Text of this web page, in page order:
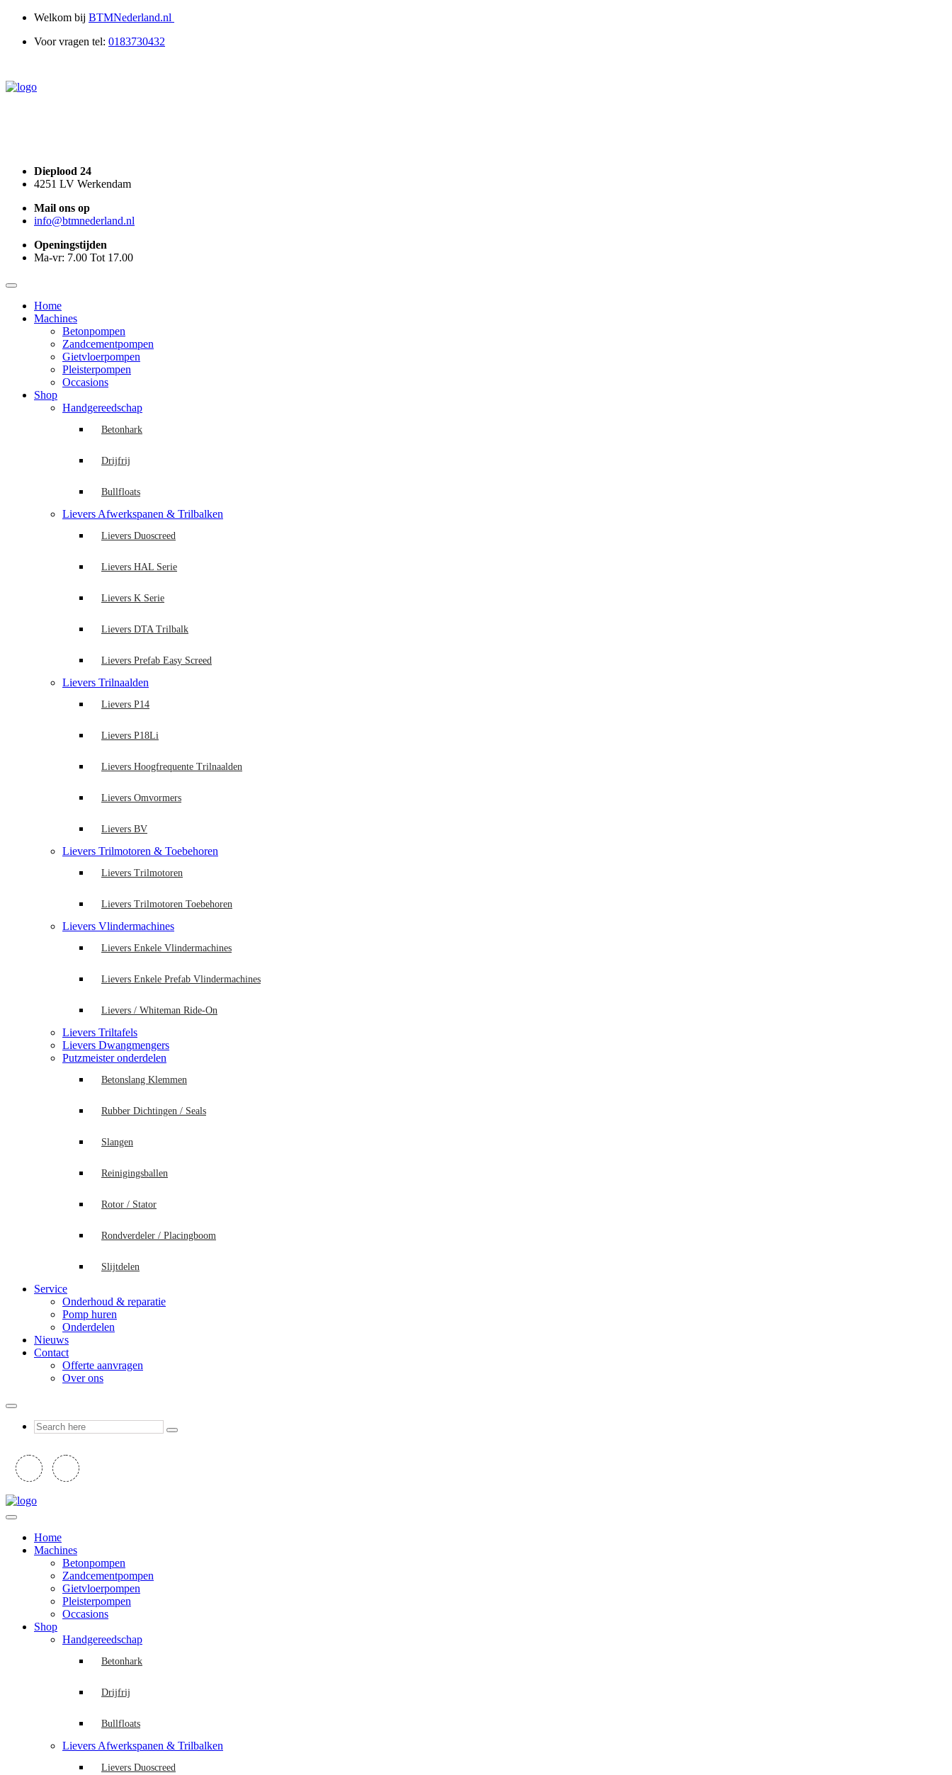
Welkom bij BTMNederland.nl
Voor vragen tel: 0183730432
Dieplood 24
4251 LV Werkendam
Mail ons op
info@btmnederland.nl
Openingstijden
Ma-vr: 7.00 Tot 17.00
Home
Machines
Betonpompen
Zandcementpompen
Gietvloerpompen
Pleisterpompen
Occasions
Shop
Handgereedschap
Betonhark
Drijfrij
Bullfloats
Lievers Afwerkspanen & Trilbalken
Lievers Duoscreed
Lievers HAL Serie
Lievers K Serie
Lievers DTA Trilbalk
Lievers Prefab Easy Screed
Lievers Trilnaalden
Lievers P14
Lievers P18Li
Lievers Hoogfrequente Trilnaalden
Lievers Omvormers
Lievers BV
Lievers Trilmotoren & Toebehoren
Lievers Trilmotoren
Lievers Trilmotoren Toebehoren
Lievers Vlindermachines
Lievers Enkele Vlindermachines
Lievers Enkele Prefab Vlindermachines
Lievers / Whiteman Ride-On
Lievers Triltafels
Lievers Dwangmengers
Putzmeister onderdelen
Betonslang Klemmen
Rubber Dichtingen / Seals
Slangen
Reinigingsballen
Rotor / Stator
Rondverdeler / Placingboom
Slijtdelen
Service
Onderhoud & reparatie
Pomp huren
Onderdelen
Nieuws
Contact
Offerte aanvragen
Over ons
Home
Machines
Betonpompen
Zandcementpompen
Gietvloerpompen
Pleisterpompen
Occasions
Shop
Handgereedschap
Betonhark
Drijfrij
Bullfloats
Lievers Afwerkspanen & Trilbalken
Lievers Duoscreed